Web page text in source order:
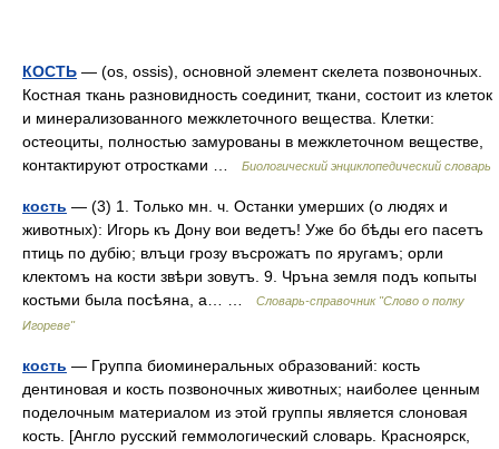
КОСТЬ — (os, ossis), основной элемент скелета позвоночных.
Костная ткань разновидность соединит, ткани, состоит из клеток
и минерализованного межклеточного вещества. Клетки:
остеоциты, полностью замурованы в межклеточном веществе,
контактируют отростками …
Биологический энциклопедический словарь
кость — (3) 1. Только мн. ч. Останки умерших (о людях и
животных): Игорь къ Дону вои ведетъ! Уже бо бѣды его пасетъ
птиць по дубію; влъци грозу въсрожатъ по яругамъ; орли
клектомъ на кости звѣри зовутъ. 9. Чръна земля подъ копыты
костьми была посѣяна, а… …
Словарь-справочник "Слово о полку
Игореве"
кость — Группа биоминеральных образований: кость
дентиновая и кость позвоночных животных; наиболее ценным
поделочным материалом из этой группы является слоновая
кость. [Англо русский геммологический словарь. Красноярск,